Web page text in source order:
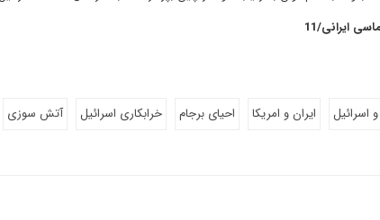
ایرانی/11
اسرائیل ایران و امریکا احیای برجام خرابکاری اسرائیل آتش سوزی